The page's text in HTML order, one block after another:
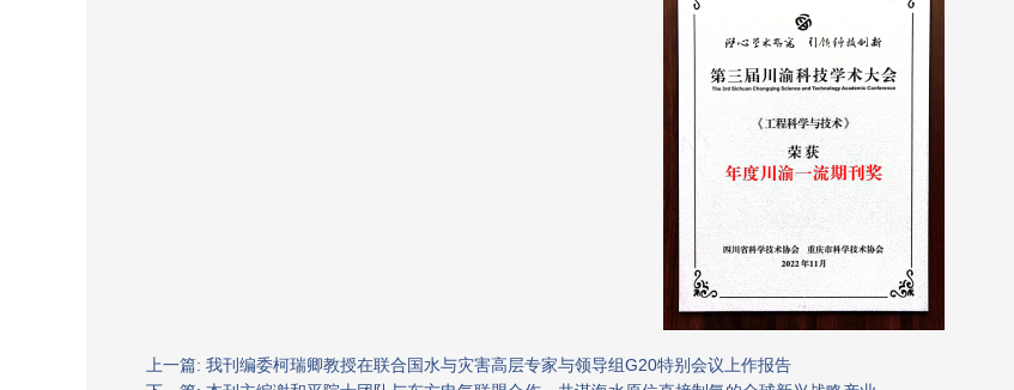
上一篇: 我刊编委柯瑞卿教授在联合国水与灾害高层专家与领导组G20特别会议上作报告